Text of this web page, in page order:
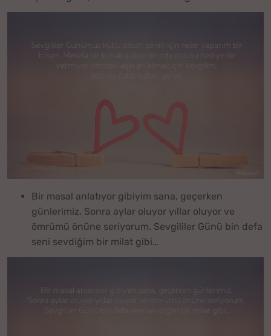
Bir masal anlatıyor gibiyim sana, geçerken
günlerimiz. Sonra aylar oluyor yıllar oluyor ve
ömrümü önüne seriyorum. Sevgililer Günü bin defa
seni sevdiğim bir milat gibi…